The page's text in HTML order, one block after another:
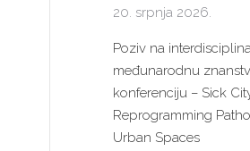
20. srpnja 2026.
Poziv na
međunarodnu
konferenciju – Sick
Reprogramming
Urban Spaces